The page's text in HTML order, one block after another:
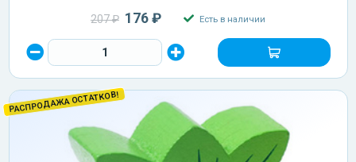
207 ₽ 176 ₽ Есть в наличии
РАСПРОДАЖА ОСТАТКОВ!